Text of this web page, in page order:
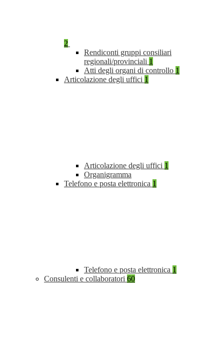
2
Rendiconti gruppi consiliari
regionali/provinciali 1
Atti degli organi di controllo 1
Articolazione degli uffici 1
Articolazione degli uffici 1
Organigramma
Telefono e posta elettronica 1
Telefono e posta elettronica 1
Consulenti e collaboratori 60